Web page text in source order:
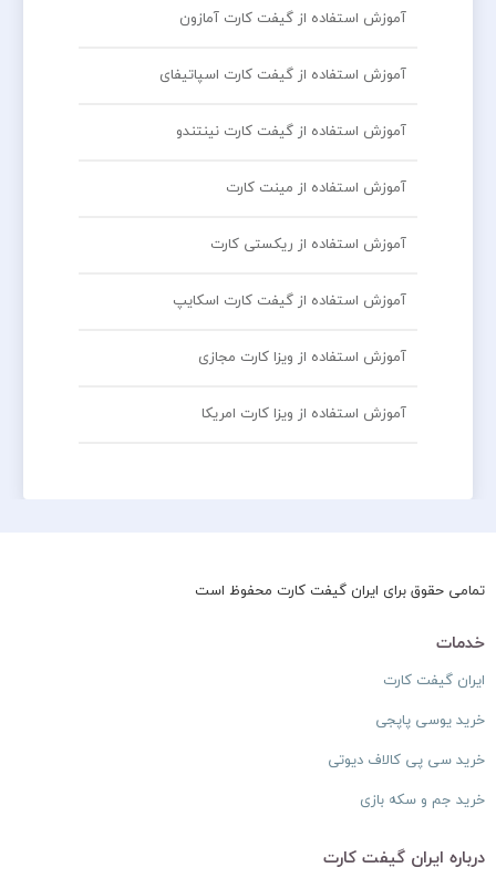
آموزش استفاده از گیفت کارت آمازون
آموزش استفاده از گیفت کارت اسپاتیفای
آموزش استفاده از گیفت کارت نینتندو
آموزش استفاده از مینت کارت
آموزش استفاده از ریکستی کارت
آموزش استفاده از گیفت کارت اسکایپ
آموزش استفاده از ویزا کارت مجازی
آموزش استفاده از ویزا کارت امریکا
تمامی حقوق برای ایران گیفت کارت محفوظ است
خدمات
ایران گیفت کارت
خرید یوسی پاپجی
خرید سی پی کالاف دیوتی
خرید جم و سکه بازی
درباره ایران گیفت کارت